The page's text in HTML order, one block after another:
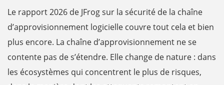
Le rapport 2026 de JFrog sur la sécurité de la chaîne
d’approvisionnement logicielle couvre tout cela et bien
plus encore. La chaîne d’approvisionnement ne se
contente pas de s’étendre. Elle change de nature : dans
les écosystèmes qui concentrent le plus de risques,